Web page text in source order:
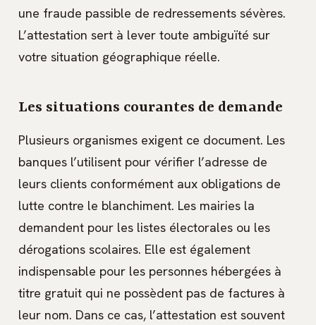
une fraude passible de redressements sévères.
L’attestation sert à lever toute ambiguïté sur
votre situation géographique réelle.
Les situations courantes de demande
Plusieurs organismes exigent ce document. Les
banques l’utilisent pour vérifier l’adresse de
leurs clients conformément aux obligations de
lutte contre le blanchiment. Les mairies la
demandent pour les listes électorales ou les
dérogations scolaires. Elle est également
indispensable pour les personnes hébergées à
titre gratuit qui ne possèdent pas de factures à
leur nom. Dans ce cas, l’attestation est souvent